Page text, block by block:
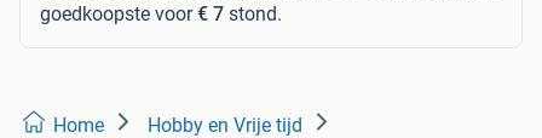
goedkoopste voor€ 7 stond.
Home Hobby en Vrije tijd